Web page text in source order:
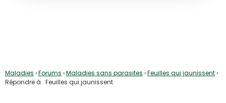
Maladies ›Forums ›Maladies sans parasites ›Feuilles qui jaunissent›
Répondre à : Feuilles qui jaunissent